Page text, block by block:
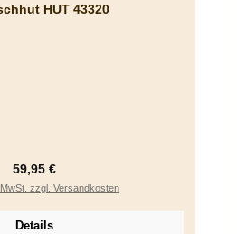
HUT 43320
Regulärer Preis:
59,95 €
zzgl. Versandkosten
Details